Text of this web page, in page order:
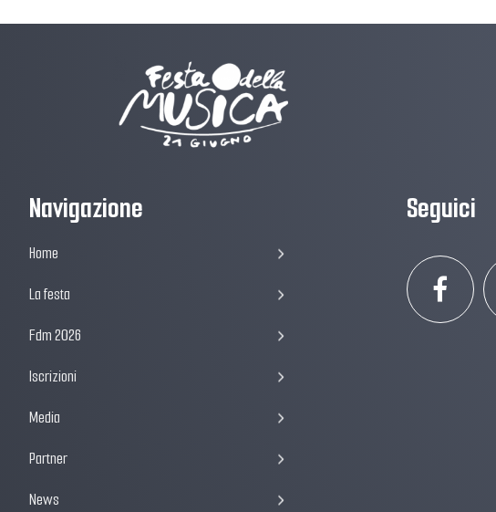
Navigazione
Home
La festa
Fdm 2026
Iscrizioni
Media
Partner
News
Seguici